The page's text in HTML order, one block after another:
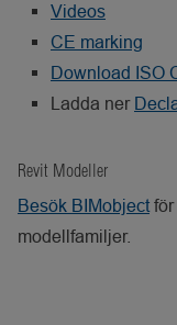
Videos
CE marking
Download ISO
Ladda ner
Revit Modeller
Besök BIMobject
modellfamiljer.